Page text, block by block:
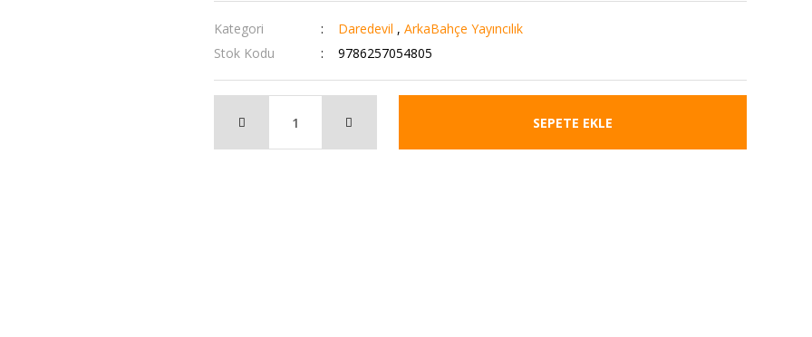
Kategori Daredevil , ArkaBahçe Yayıncılık
Stok Kodu
9786257054805
SEPETE EKLE